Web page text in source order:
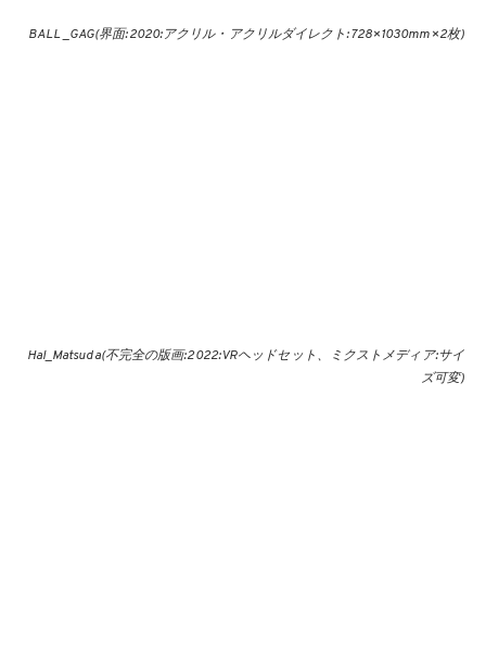
BALL _GAG(界面:2020:アクリル・アクリルダイレクト:728×1030mm×2枚)
Hal_Matsuda(不完全の版画:2022:VRヘッドセット、ミクストメディア:サイ
ズ可変)